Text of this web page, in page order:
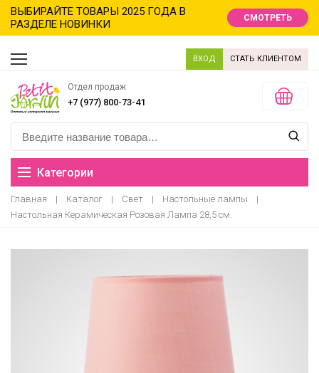
ВЫБИРАЙТЕ ТОВАРЫ 2025 ГОДА В
РАЗДЕЛЕ НОВИНКИ
СМОТРЕТЬ
ВХОД СТАТЬ КЛИЕНТОМ
Отдел продаж
+7 (977) 800-73-41
Категории
Распродажа
Новый год новинки
Главная | Каталог | Свет | Настольные лампы
|
Настольная Керамическая Розовая Лампа 28,5 см.